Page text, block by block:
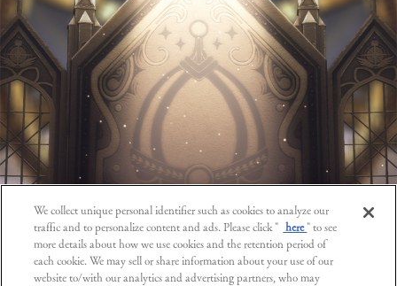
We collect unique personal identifier such as cookies to analyze our
traffic and to personalize content and ads. Please click "
here" to see
more details about how we use cookies and the retention period of
each cookie. We may sell or share information about your use of our
website to/with our analytics and advertising partners, who may